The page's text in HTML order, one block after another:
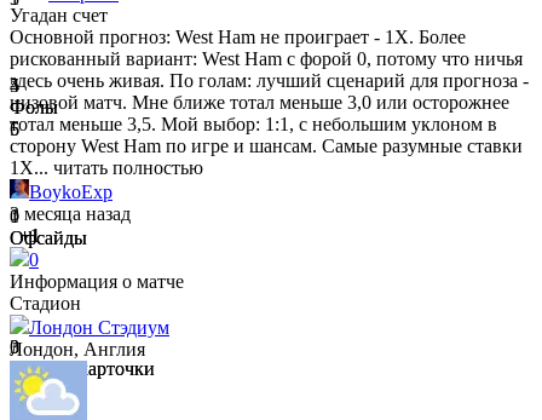
5
Фолы
5
0
Офсайды
1
0
Желтые карточки
1
4
Фолы
6
1
Офсайды
1
3
Желтые карточки
3
Угадан счет
Основной прогноз: West Ham не проиграет - 1X. Более
рискованный вариант: West Ham с форой 0, потому что ничья
здесь очень живая. По голам: лучший сценарий для прогноза -
низовой матч. Мне ближе тотал меньше 3,0 или осторожнее
тотал меньше 3,5. Мой выбор: 1:1, с небольшим уклоном в
сторону West Ham по игре и шансам. Самые разумные ставки
1Х... читать полностью
BoykoExp
3 месяца назад
+1
0
Информация о матче
Стадион
Лондон Стэдиум
Лондон, Англия